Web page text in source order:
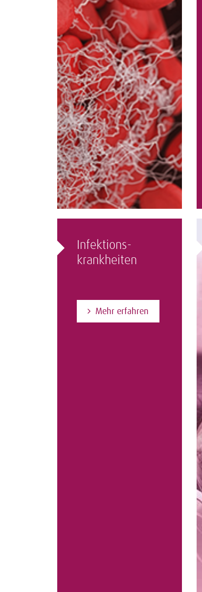
Infektions­
krankheiten
Mehr erfahren